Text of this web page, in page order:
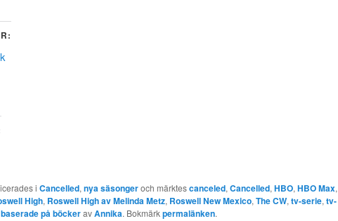
i Cancelled,nya säsongeroch märktescanceled,Cancelled,HBO,HBO Max,
High, Roswell High av Melinda Metz, Roswell New Mexico,The CW,tv-serie,tv-
på böckeravAnnika. Bokmärkpermalänken.